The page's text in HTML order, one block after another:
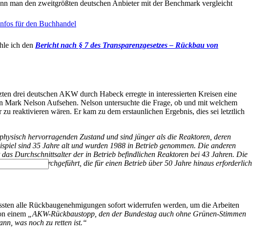
für den Buchhandel
man den zweitgrößten deutschen Anbieter mit der Benchmark vergleicht
ich den Bericht nach § 7 des Transparenzgesetzes – Rückbau von
drei deutschen AKW durch Habeck erregte in interessierten Kreisen eine
Nelson Aufsehen. Nelson untersuchte die Frage, ob und mit welchem
reaktivieren wären. Er kam zu dem erstaunlichen Ergebnis, dies sei letztlich
hervorragenden Zustand und sind jünger als die Reaktoren, deren
sind 35 Jahre alt und wurden 1988 in Betrieb genommen. Die anderen
Durchschnittsalter der in Betrieb befindlichen Reaktoren bei 43 Jahren. Die
durchgeführt, die für einen Betrieb über 50 Jahre hinaus erforderlich
alle Rückbaugenehmigungen sofort widerrufen werden, um die Arbeiten
einem
„AKW-Rückbaustopp, den der Bundestag auch ohne Grünen-Stimmen
was noch zu retten ist.“